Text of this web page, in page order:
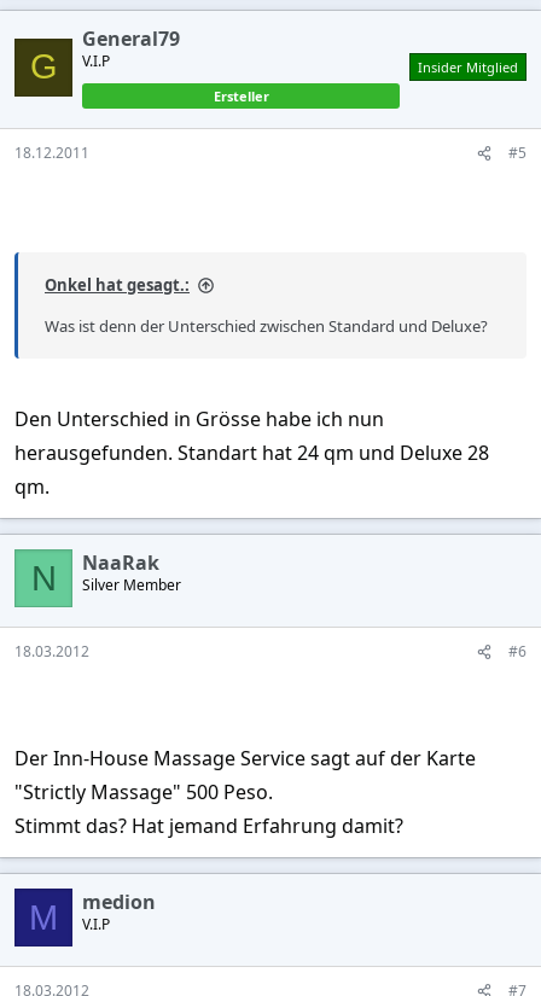
G
General79
V.I.P
Ersteller
Insider Mitglied
18.12.2011 #5
Onkel hat gesagt.:
Was ist denn der Unterschied zwischen Standard und Deluxe?
Den Unterschied in Grösse habe ich nun
herausgefunden. Standart hat 24 qm und Deluxe 28
qm.
N NaaRak
Silver Member
18.03.2012 #6
Der Inn-House Massage Service sagt auf der Karte
"Strictly Massage" 500 Peso.
Stimmt das? Hat jemand Erfahrung damit?
M medion
V.I.P
18.03.2012 #7